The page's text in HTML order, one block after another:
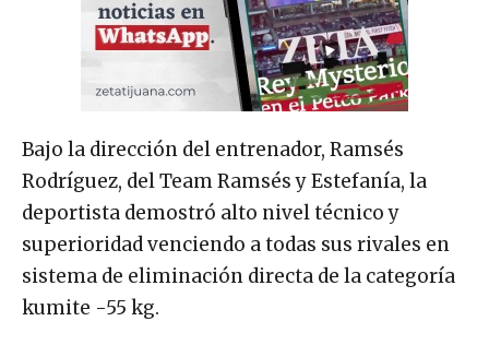
Bajo la dirección del entrenador, Ramsés
Rodríguez, del Team Ramsés y Estefanía, la
deportista demostró alto nivel técnico y
superioridad venciendo a todas sus rivales en
sistema de eliminación directa de la categoría
kumite -55 kg.